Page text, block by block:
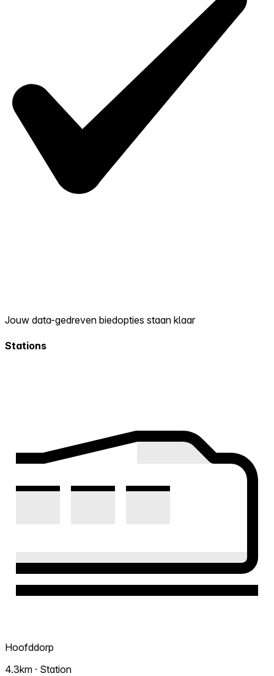
Jouw data-gedreven biedopties staan klaar
Stations
Hoofddorp
4.3km · Station